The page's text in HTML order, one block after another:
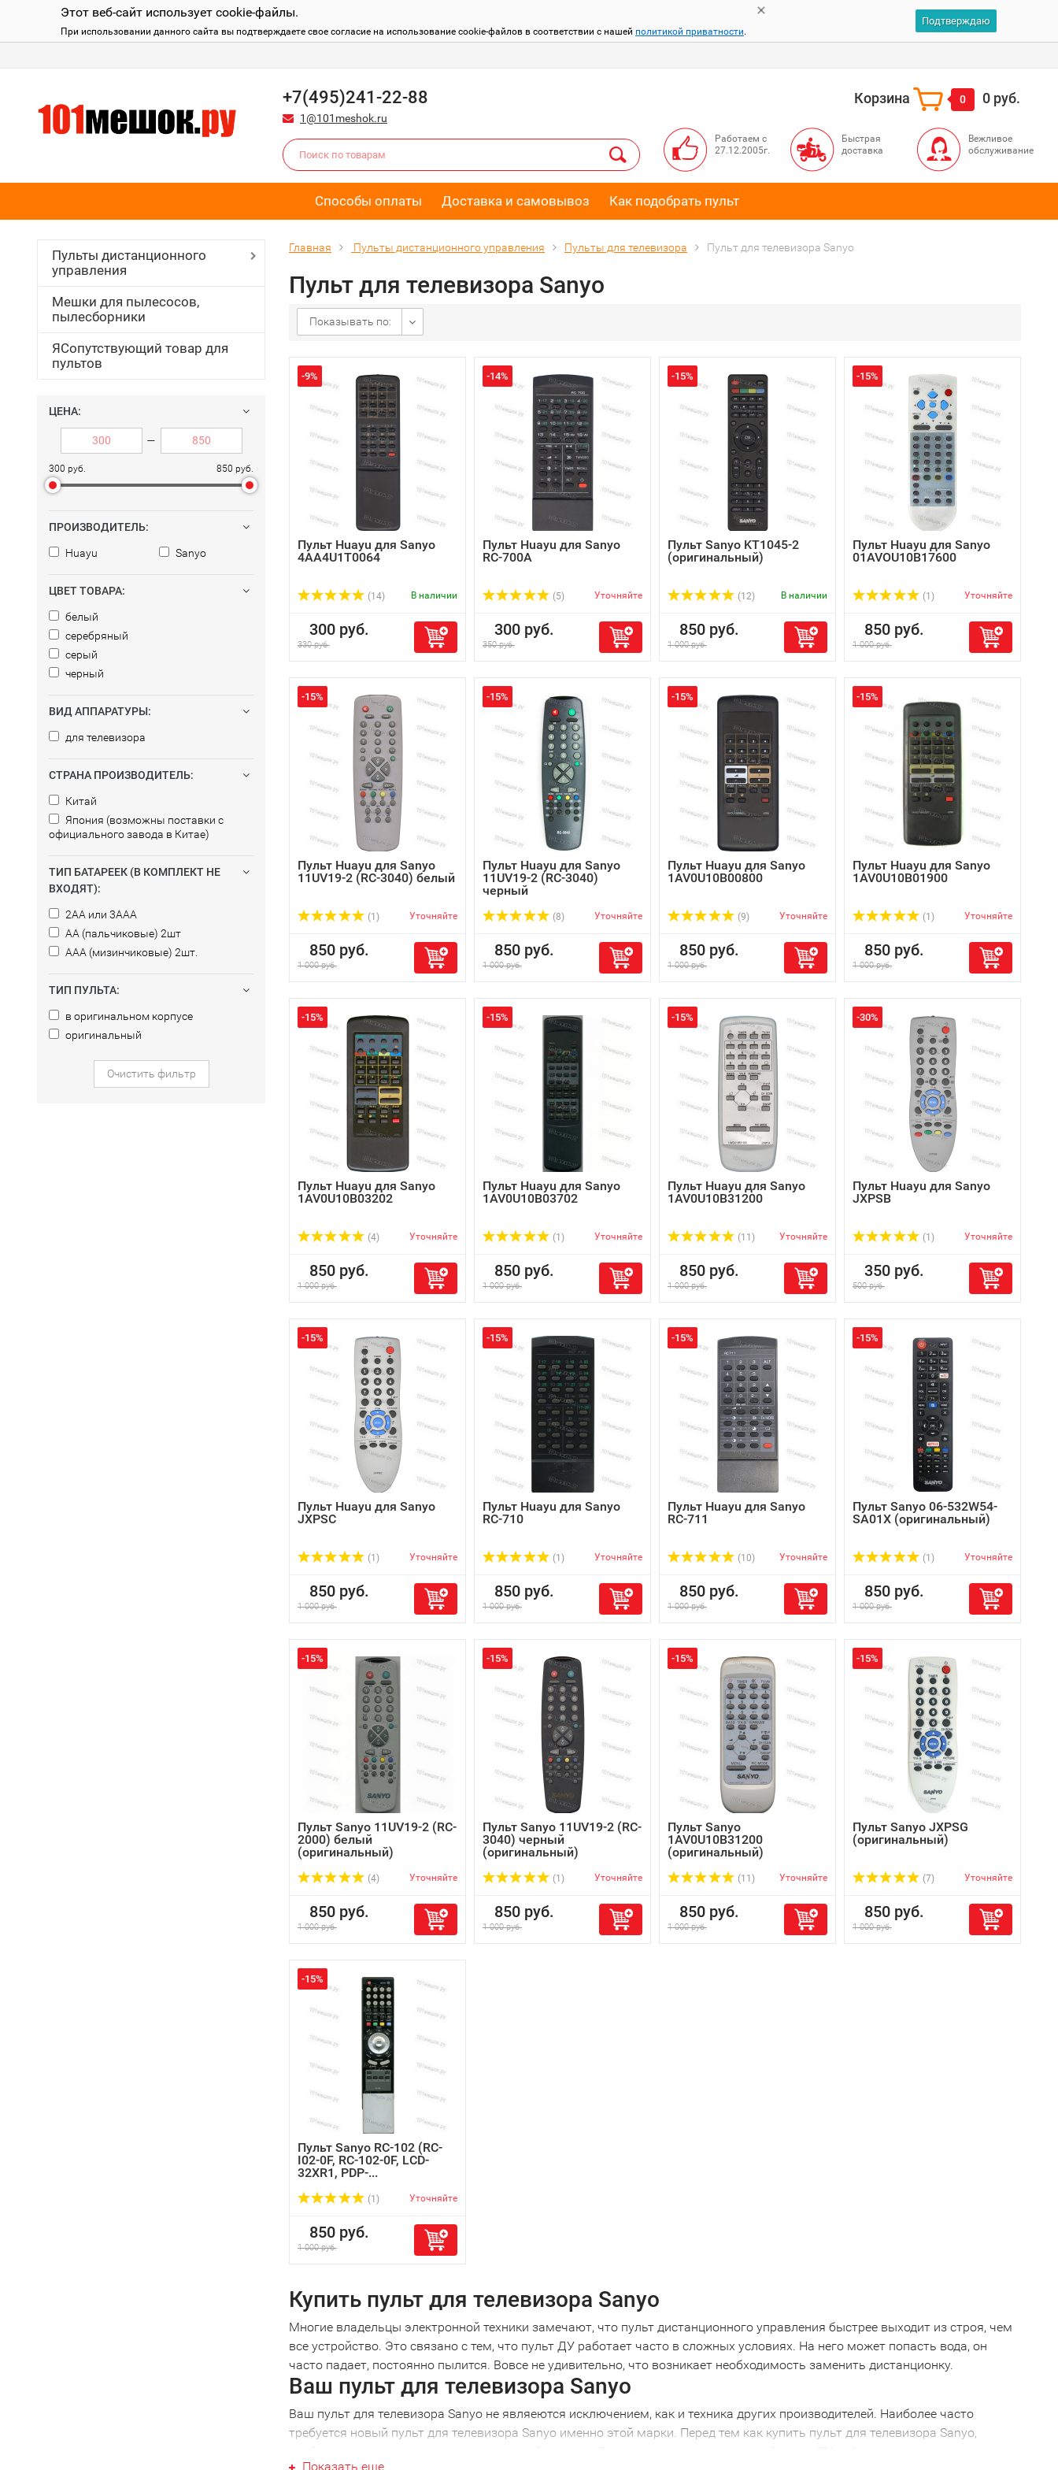
Этот веб-сайт использует cookie-файлы.
При использовании данного сайта вы подтверждаете свое согласие на использование cookie-файлов в соответствии с нашей политикой приватности.
Подтверждаю
+7(495)241-22-88
1@101meshok.ru
Корзина 0 0 руб.
Работаем с
27.12.2005г.
Быстрая
доставка
Вежливое
обслуживание
Способы оплаты Доставка и самовывоз Как подобрать пульт
Пульты дистанционного
управления
Мешки для пылесосов,
пылесборники
ЯСопутствующий товар для
пультов
ЦЕНА:
—
300 руб. 850 руб.
ПРОИЗВОДИТЕЛЬ:
Huayu Sanyo
ЦВЕТ ТОВАРА:
белый
серебряный
серый
черный
ВИД АППАРАТУРЫ:
для телевизора
СТРАНА ПРОИЗВОДИТЕЛЬ:
Китай
Япония (возможны поставки с
официального завода в Китае)
ТИП БАТАРЕЕК (В КОМПЛЕКТ НЕ
ВХОДЯТ):
2AA или 3AAA
AA (пальчиковые) 2шт
AAA (мизинчиковые) 2шт.
ТИП ПУЛЬТА:
в оригинальном корпусе
оригинальный
Очистить фильтр
Главная Пульты дистанционного управления Пульты для телевизора Пульт для телевизора Sanyo
Пульт для телевизора Sanyo
Показывать по:
-9%
Пульт Huayu для Sanyo
4AA4U1T0064
(14) В наличии
300 руб.
330 руб.
-14%
Пульт Huayu для Sanyo
RC-700A
(5) Уточняйте
300 руб.
350 руб.
-15%
Пульт Sanyo KT1045-2
(оригинальный)
(12) В наличии
850 руб.
1 000 руб.
-15%
Пульт Huayu для Sanyo
01AVOU10B17600
(1) Уточняйте
850 руб.
1 000 руб.
-15%
Пульт Huayu для Sanyo
11UV19-2 (RC-3040) белый
(1) Уточняйте
850 руб.
1 000 руб.
-15%
Пульт Huayu для Sanyo
11UV19-2 (RC-3040)
черный
(8) Уточняйте
850 руб.
1 000 руб.
-15%
Пульт Huayu для Sanyo
1AV0U10B00800
(9) Уточняйте
850 руб.
1 000 руб.
-15%
Пульт Huayu для Sanyo
1AV0U10B01900
(1) Уточняйте
850 руб.
1 000 руб.
-15%
Пульт Huayu для Sanyo
1AV0U10B03202
(4) Уточняйте
850 руб.
1 000 руб.
-15%
Пульт Huayu для Sanyo
1AV0U10B03702
(1) Уточняйте
850 руб.
1 000 руб.
-15%
Пульт Huayu для Sanyo
1AV0U10B31200
(11) Уточняйте
850 руб.
1 000 руб.
-30%
Пульт Huayu для Sanyo
JXPSB
(1) Уточняйте
350 руб.
500 руб.
-15%
Пульт Huayu для Sanyo
JXPSC
(1) Уточняйте
850 руб.
1 000 руб.
-15%
Пульт Huayu для Sanyo
RC-710
(1) Уточняйте
850 руб.
1 000 руб.
-15%
Пульт Huayu для Sanyo
RC-711
(10) Уточняйте
850 руб.
1 000 руб.
-15%
Пульт Sanyo 06-532W54-
SA01X (оригинальный)
(1) Уточняйте
850 руб.
1 000 руб.
-15%
Пульт Sanyo 11UV19-2 (RC-
2000) белый
(оригинальный)
(4) Уточняйте
850 руб.
1 000 руб.
-15%
Пульт Sanyo 11UV19-2 (RC-
3040) черный
(оригинальный)
(1) Уточняйте
850 руб.
1 000 руб.
-15%
Пульт Sanyo
1AV0U10B31200
(оригинальный)
(11) Уточняйте
850 руб.
1 000 руб.
-15%
Пульт Sanyo JXPSG
(оригинальный)
(7) Уточняйте
850 руб.
1 000 руб.
-15%
Пульт Sanyo RC-102 (RC-
I02-0F, RC-102-0F, LCD-
32XR1, PDP-...
(1) Уточняйте
850 руб.
1 000 руб.
Купить пульт для телевизора Sanyo
Многие владельцы электронной техники замечают, что пульт дистанционного управления быстрее выходит из строя, чем
все устройство. Это связано с тем, что пульт ДУ работает часто в сложных условиях. На него может попасть вода, он
часто падает, постоянно пылится. Вовсе не удивительно, что возникает необходимость заменить дистанционку.
Ваш пульт для телевизора Sanyo
Ваш пульт для телевизора Sanyo не являеются исключением, как и техника других производителей. Наиболее часто
требуется новый пульт для телевизора Sanyo именно этой марки. Перед тем как купить пульт для телевизора Sanyo,
Показать еще